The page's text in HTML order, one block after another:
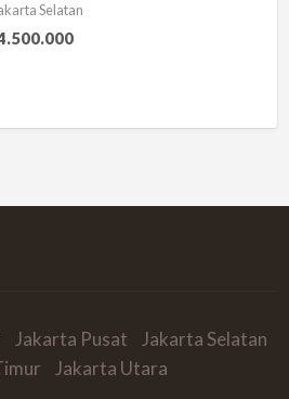
Selatan
Jakarta Pusat
Jakarta Selatan
Jakarta Utara